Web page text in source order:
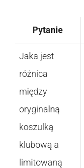
Pytanie
Jaka jest
różnica
między
oryginalną
koszulką
klubową a
limitowaną